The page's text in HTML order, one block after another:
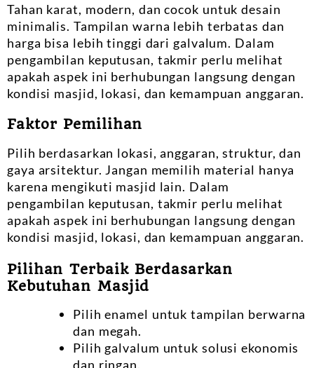
Tahan karat, modern, dan cocok untuk desain
minimalis. Tampilan warna lebih terbatas dan
harga bisa lebih tinggi dari galvalum. Dalam
pengambilan keputusan, takmir perlu melihat
apakah aspek ini berhubungan langsung dengan
kondisi masjid, lokasi, dan kemampuan anggaran.
Faktor Pemilihan
Pilih berdasarkan lokasi, anggaran, struktur, dan
gaya arsitektur. Jangan memilih material hanya
karena mengikuti masjid lain. Dalam
pengambilan keputusan, takmir perlu melihat
apakah aspek ini berhubungan langsung dengan
kondisi masjid, lokasi, dan kemampuan anggaran.
Pilihan Terbaik Berdasarkan
Kebutuhan Masjid
Pilih enamel untuk tampilan berwarna
dan megah.
Pilih galvalum untuk solusi ekonomis
dan ringan.